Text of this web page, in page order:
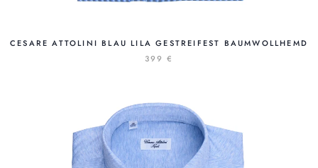
CESARE ATTOLINI BLAU LILA GESTREIFEST BAUMWOLLHEMD
399 €